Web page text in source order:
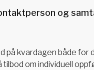
og
på kvardagen både for
om individuell